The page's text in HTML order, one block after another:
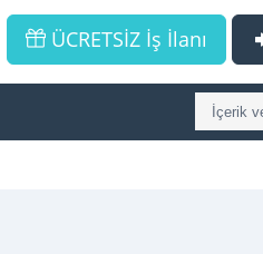
ÜCRETSİZ İş İlanı